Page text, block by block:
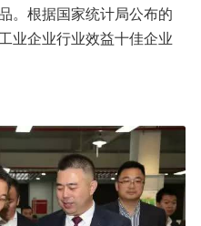
。根据国家统计局公布的
业企业行业效益十佳企业